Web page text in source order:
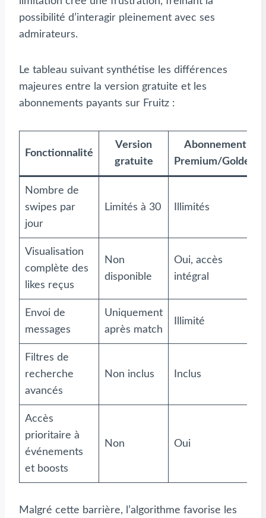
possibilité d’interagir pleinement avec ses
admirateurs.
Le tableau suivant synthétise les différences
majeures entre la version gratuite et les
abonnements payants sur Fruitz :
Fonctionnalité
Version
gratuite
Abonnement
Premium/Golden
Nombre de
swipes par
jour
Limités à 30 Illimités
Visualisation
complète des
likes reçus
Non
disponible
Oui, accès
intégral
Envoi de
messages
Uniquement
après match
Illimité
Filtres de
recherche
avancés
Non inclus Inclus
Accès
prioritaire à
événements
et boosts
Non Oui
Malgré cette barrière, l’algorithme favorise les